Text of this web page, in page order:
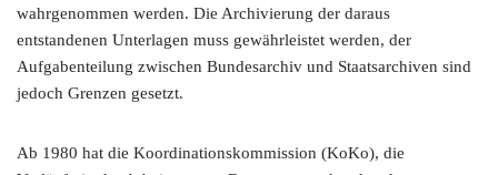
wahrgenommen werden. Die Archivierung der daraus
entstandenen Unterlagen muss gewährleistet werden, der
Aufgabenteilung zwischen Bundesarchiv und Staatsarchiven sind
jedoch Grenzen gesetzt.
Ab 1980 hat die Koordinationskommission (KoKo), die